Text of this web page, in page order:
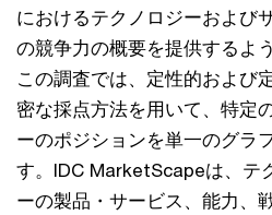
におけるテクノロジーおよび
の競争力の概要を提供するよ
この調査では、定性的および
密な採点方法を用いて、特定
ーのポジションを単一のグラ
す。IDC MarketScapeは、テ
ーの製品・サービス、能力、